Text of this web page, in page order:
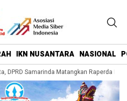
IKN NUSANTARA NASIONAL
Samarinda Matangkan Raperda